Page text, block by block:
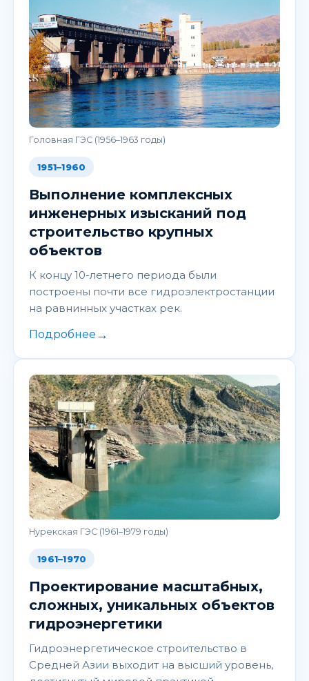
Головная ГЭС (1956–1963 годы)
1951–1960
Выполнение комплексных
инженерных изысканий под
строительство крупных
объектов
К концу 10-летнего периода были
построены почти все гидроэлектростанции
на равнинных участках рек.
Подробнее →
Нурекская ГЭС (1961–1979 годы)
1961–1970
Проектирование масштабных,
сложных, уникальных объектов
гидроэнергетики
Гидроэнергетическое строительство в
Средней Азии выходит на высший уровень,